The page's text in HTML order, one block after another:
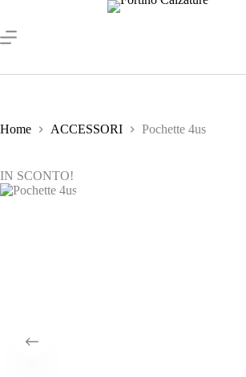
contenuto
Home ACCESSORI Pochette 4us
IN SCONTO!